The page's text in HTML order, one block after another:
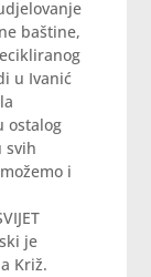
baštine,
u Ivanić
ostalog
svih
i
je
Križ.